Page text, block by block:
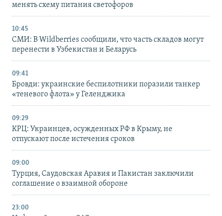
менять схему питания светофоров
10:45
СМИ: В Wildberries сообщили, что часть складов могут
перенести в Узбекистан и Беларусь
09:41
Бровди: украинские беспилотники поразили танкер
«теневого флота» у Геленджика
09:29
КРЦ: Украинцев, осужденных РФ в Крыму, не
отпускают после истечения сроков
09:00
Турция, Саудовская Аравия и Пакистан заключили
соглашение о взаимной обороне
23:00